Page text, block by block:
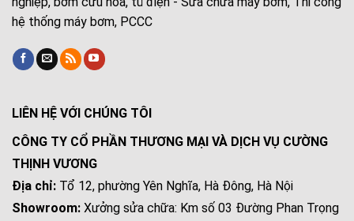
hệ thống máy bơm, PCCC
LIÊN HỆ VỚI CHÚNG TÔI
CÔNG TY CỔ PHẦN THƯƠNG MẠI VÀ DỊCH VỤ CƯỜNG
THỊNH VƯƠNG
Địa chỉ: Tổ 12, phường Yên Nghĩa, Hà Đông, Hà Nội
Showroom: Xưởng sửa chữa: Km số 03 Đường Phan Trọng